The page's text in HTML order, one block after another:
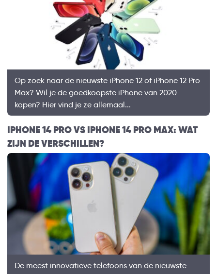
Op zoek naar de nieuwste iPhone 12 of iPhone 12 Pro
Max? Wil je de goedkoopste iPhone van 2020
kopen? Hier vind je ze allemaal...
IPHONE 14 PRO VS IPHONE 14 PRO MAX: WAT
ZIJN DE VERSCHILLEN?
De meest innovatieve telefoons van de nieuwste